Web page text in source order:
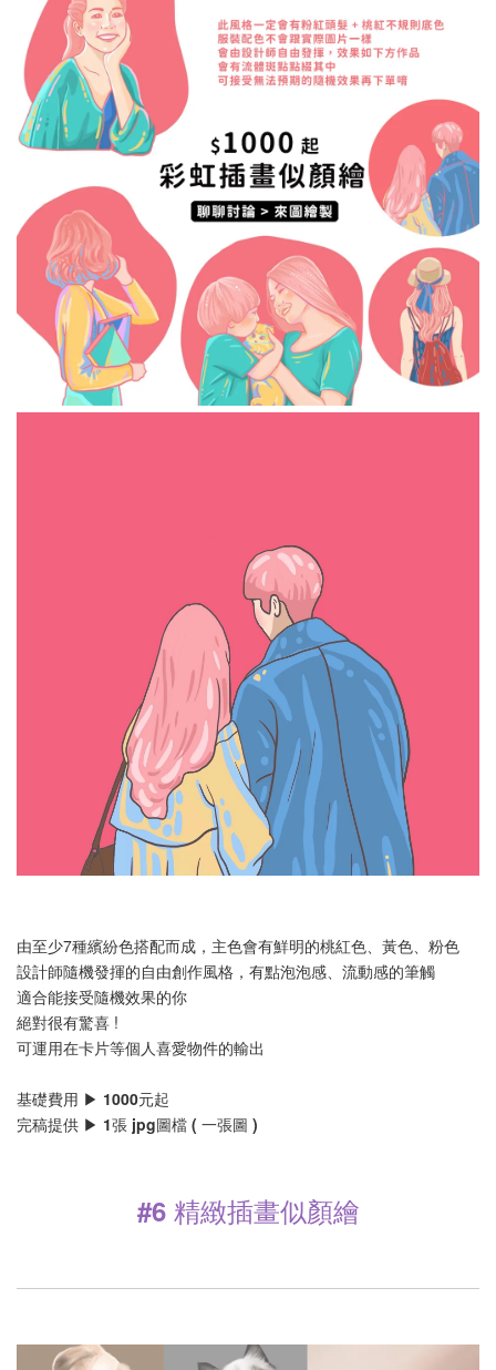
由至少7種繽紛色搭配而成，主色會有鮮明的桃紅色、黃色、粉色
設計師隨機發揮的自由創作風格，有點泡泡感、流動感的筆觸
適合能接受隨機效果的你
絕對很有驚喜 !
可運用在卡片等個人喜愛物件的輸出
基礎費用 ▶ 1000元起
完稿提供 ▶ 1張 jpg圖檔 ( 一張圖 )
#6 精緻插畫似顏繪